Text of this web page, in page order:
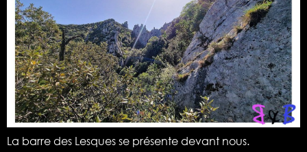
La barre des Lesques se présente devant nous.